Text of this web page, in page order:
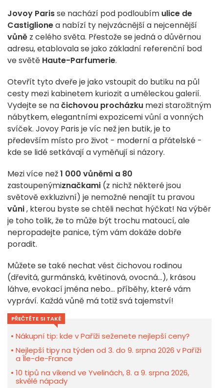
Jovoy Parisse nachází pod podloubím ulice de
Castiglionea nabízí ty nejvzácnější a nejcennější
vůně z celého světa. Přestože se jedná o důvěrnou
adresu, etablovala se jako základní referenční bod
ve světě Haute-Parfumerie.
Otevřít tyto dveře je jako vstoupit do butiku na půl
cesty mezi kabinetem kuriozit a uměleckou galerií.
Vydejte se načichovou procházku mezi starožitným
nábytkem, elegantními expozicemi vůní a vonných
svíček. Jovoy Paris je víc než jen butik, je to
především místo pro život - moderní a přátelské -
kde se lidé setkávají a vyměňují si názory.
Mezi více než1 000 vůněmi a 80
zastoupenýmiznačkami (z nichž některé jsou
světově exkluzivní) je nemožné nenajít tu pravou
vůni, kterou byste se chtěli nechat hýčkat! Na výběr
je toho tolik, že to může být trochu matoucí, ale
nepropadejte panice, tým vám dokáže dobře
poradit.
Můžete se také nechat vést čichovou rodinou
(dřevitá, gurmánská, květinová, ovocná...), krásou
láhve, evokací jména nebo... příběhy, které vám
vypráví. Každá vůně má totiž svá tajemství!
PŘEČTĚTE SI TAKÉ
Nákupní tip: kde v Paříži seženete nejlepší ceny?
Nejlepší tipy na týden od 3. do 9. srpna 2026 v Paříži
a Île-de-France
10 tipů na víkend ve Yvelinách, 8. a 9. srpna 2026,
skvělé nápady